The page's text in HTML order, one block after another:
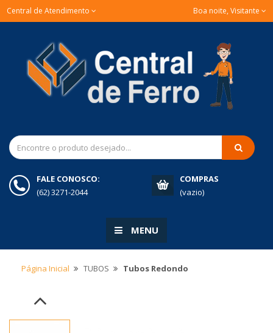
Central de Atendimento Boa noite, Visitante
FALE CONOSCO:
(62) 3271-2044
COMPRAS
(vazio)
MENU
Página Inicial TUBOS Tubos Redondo